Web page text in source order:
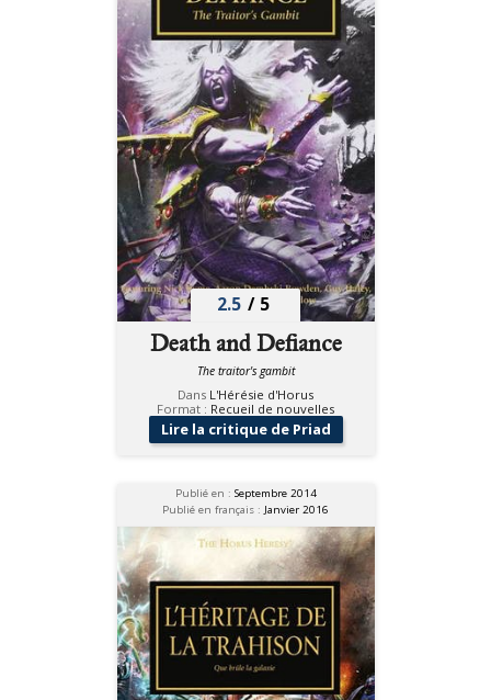
2.5 / 5
Death and Defiance
The traitor's gambit
Dans L'Hérésie d'Horus
Format : Recueil de nouvelles
Lire la critique de Priad
Publié en : Septembre 2014
Publié en français : Janvier 2016